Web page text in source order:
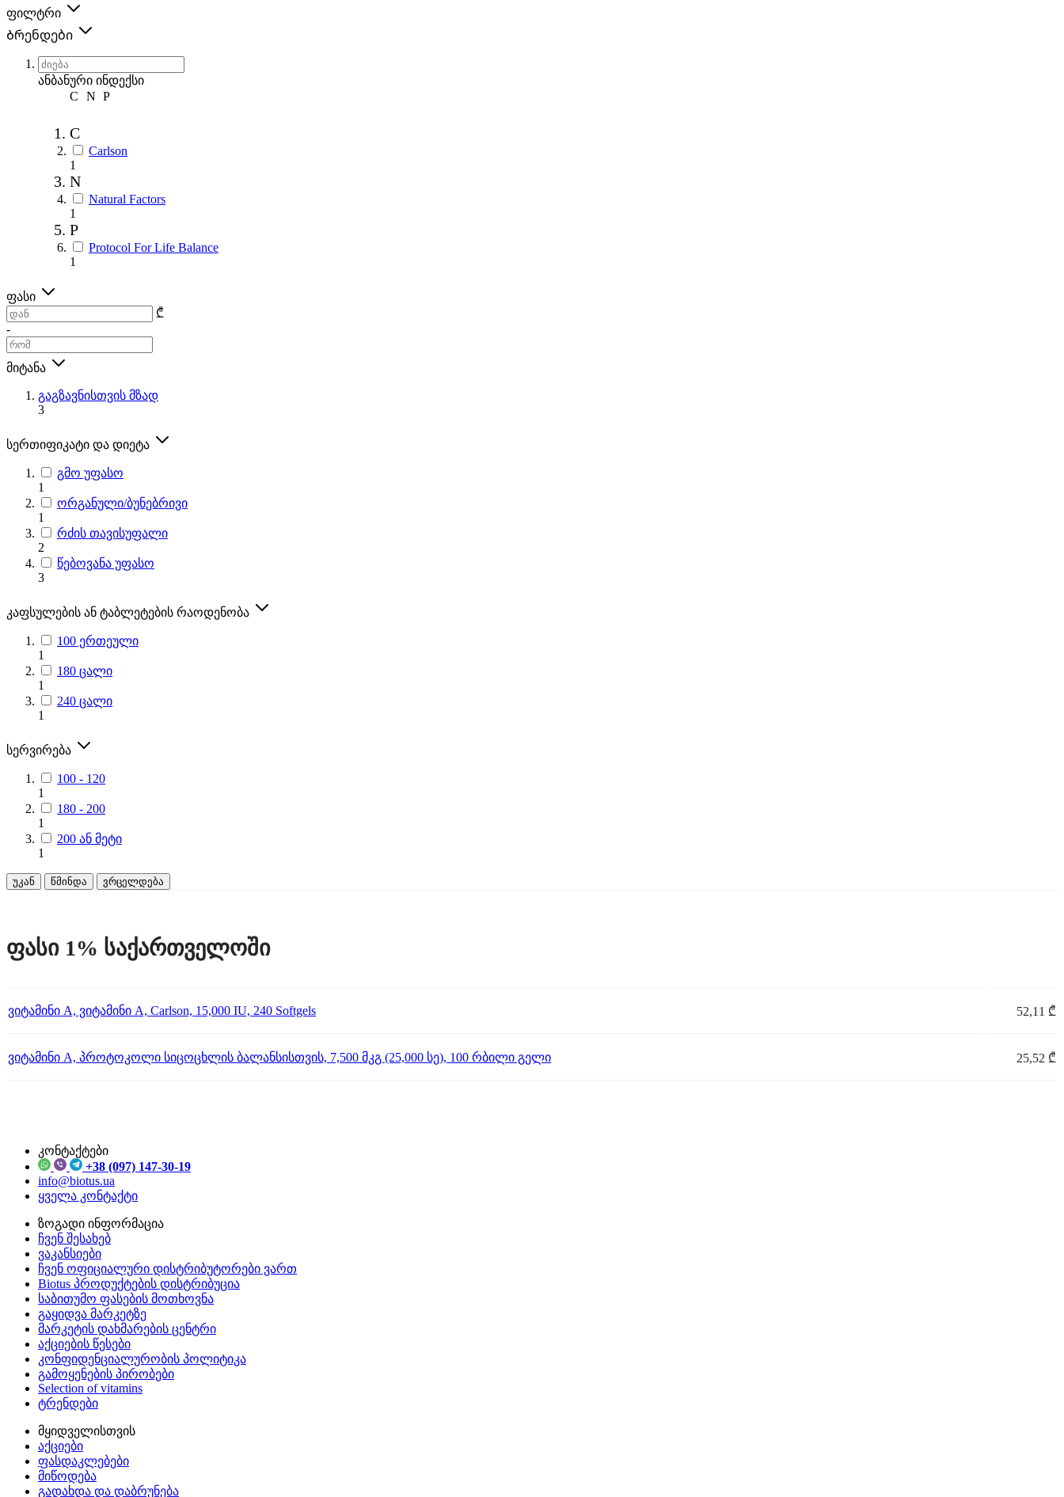
ფილტრი
Ბრენდები
ანბანური ინდექსი
C
N P
C
Carlson
1
N
Natural Factors
1
P
Protocol For Life Balance
1
ფასი
₾
-
მიტანა
გაგზავნისთვის მზად
3
სერთიფიკატი და დიეტა
გმო უფასო
1
ორგანული/ბუნებრივი
1
რძის თავისუფალი
2
წებოვანა უფასო
3
კაფსულების ან ტაბლეტების რაოდენობა
100 ერთეული
1
180 ცალი
1
240 ცალი
1
სერვირება
100 - 120
1
180 - 200
1
200 ან მეტი
1
უკან წმინდა ვრცელდება
ფასი 1% საქართველოში
ვიტამინი A, ვიტამინი A, Carlson, 15,000 IU, 240 Softgels 52,11 ₾
ვიტამინი A, პროტოკოლი სიცოცხლის ბალანსისთვის, 7,500 მკგ (25,000 სე), 100 რბილი გელი 25,52 ₾
კონტაქტები
+38 (097) 147-30-19
info@biotus.ua
ყველა კონტაქტი
ზოგადი ინფორმაცია
ჩვენ შესახებ
ვაკანსიები
ჩვენ ოფიციალური დისტრიბუტორები ვართ
Biotus პროდუქტების დისტრიბუცია
საბითუმო ფასების მოთხოვნა
გაყიდვა მარკეტზე
მარკეტის დახმარების ცენტრი
აქციების წესები
კონფიდენციალურობის პოლიტიკა
გამოყენების პირობები
Selection of vitamins
ტრენდები
მყიდველისთვის
აქციები
ფასდაკლებები
მიწოდება
გადახდა და დაბრუნება